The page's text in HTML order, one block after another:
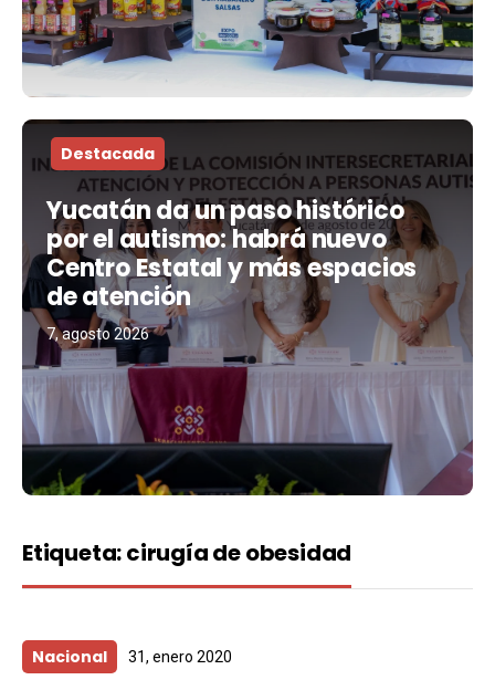
Destacada
Yucatán da un paso histórico
por el autismo: habrá nuevo
Centro Estatal y más espacios
de atención
7, agosto 2026
Etiqueta:cirugía de obesidad
Nacional 31, enero 2020